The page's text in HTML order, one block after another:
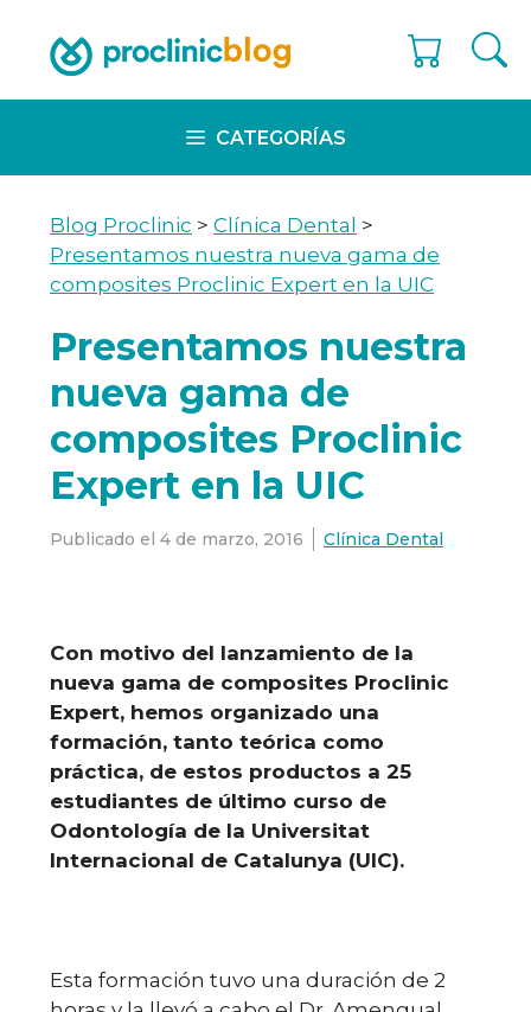
content
CATEGORÍAS
Blog Proclinic > Clínica Dental >
Presentamos nuestra nueva gama de
composites Proclinic Expert en la UIC
Presentamos nuestra
nueva gama de
composites Proclinic
Expert en la UIC
Publicado el 4 de marzo, 2016 Clínica Dental
Con motivo del lanzamiento de la
nueva gama de composites Proclinic
Expert, hemos organizado una
formación, tanto teórica como
práctica, de estos productos a 25
estudiantes de último curso de
Odontología de la Universitat
Internacional de Catalunya (UIC).
Esta formación tuvo una duración de 2